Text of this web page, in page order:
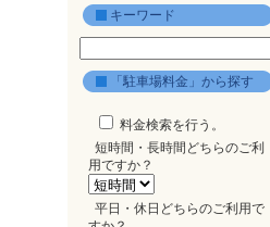
キーワード
「駐車場料金」から探す
料金検索を行う。
短時間・長時間どちらのご利
用ですか？
平日・休日どちらのご利用で